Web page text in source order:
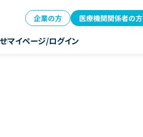
企業の方 医療機関関係者の方
マイページ/ログイン